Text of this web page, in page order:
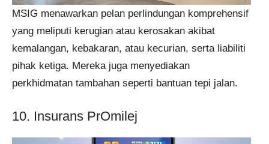
MSIG menawarkan pelan perlindungan komprehensif
yang meliputi kerugian atau kerosakan akibat
kemalangan, kebakaran, atau kecurian, serta liabiliti
pihak ketiga. Mereka juga menyediakan
perkhidmatan tambahan seperti bantuan tepi jalan​​.
10. Insurans PrOmilej